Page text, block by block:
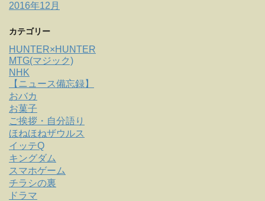
2016年12月
カテゴリー
HUNTER×HUNTER
MTG(マジック)
NHK
【ニュース備忘録】
おバカ
お菓子
ご挨拶・自分語り
ほねほねザウルス
イッテQ
キングダム
スマホゲーム
チラシの裏
ドラマ